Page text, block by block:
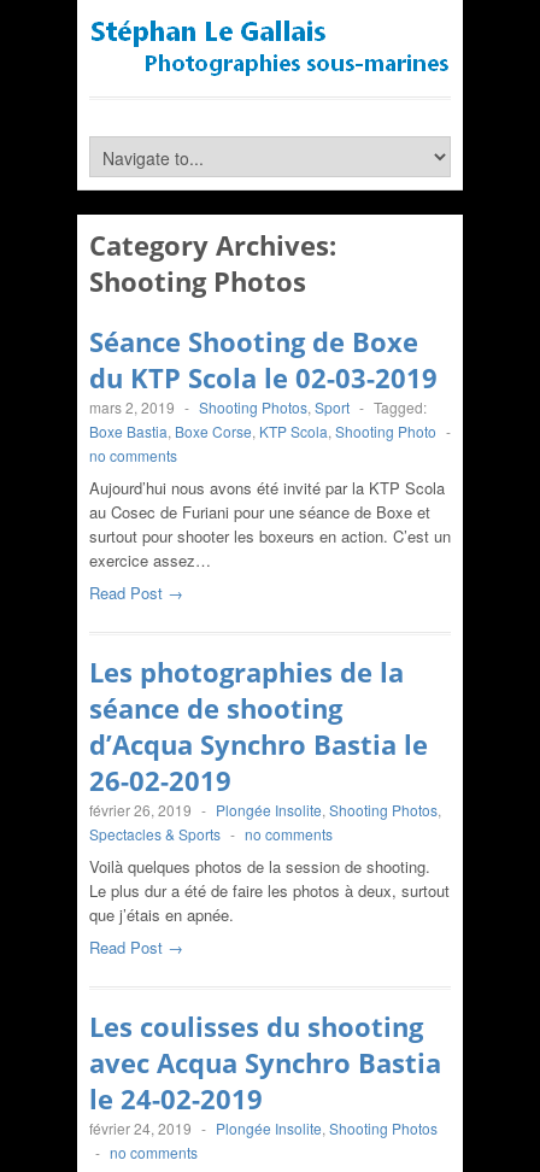
Category Archives:
Shooting Photos
Séance Shooting de Boxe
du KTP Scola le 02-03-2019
mars 2, 2019 - Shooting Photos, Sport - Tagged:
Boxe Bastia, Boxe Corse, KTP Scola, Shooting Photo -
no comments
Aujourd’hui nous avons été invité par la KTP Scola
au Cosec de Furiani pour une séance de Boxe et
surtout pour shooter les boxeurs en action. C’est un
exercice assez…
Read Post →
Les photographies de la
séance de shooting
d’Acqua Synchro Bastia le
26-02-2019
février 26, 2019 - Plongée Insolite, Shooting Photos,
Spectacles & Sports - no comments
Voilà quelques photos de la session de shooting.
Le plus dur a été de faire les photos à deux, surtout
que j’étais en apnée.
Read Post →
Les coulisses du shooting
avec Acqua Synchro Bastia
le 24-02-2019
février 24, 2019 - Plongée Insolite, Shooting Photos
- no comments